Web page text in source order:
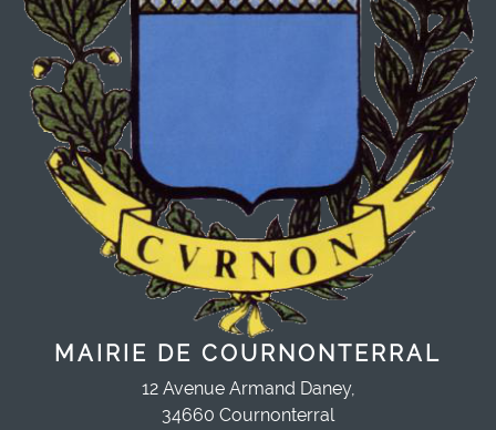
MAIRIE DE COURNONTERRAL
12 Avenue Armand Daney,
34660 Cournonterral